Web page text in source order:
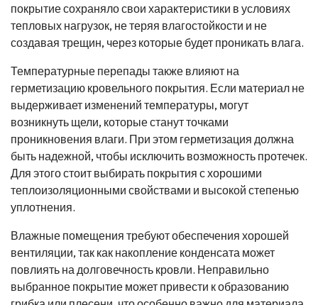
покрытие сохраняло свои характеристики в условиях
тепловых нагрузок, не теряя влагостойкости и не
создавая трещин, через которые будет проникать влага.
Температурные перепады также влияют на
герметизацию кровельного покрытия. Если материал не
выдерживает изменений температуры, могут
возникнуть щели, которые станут точками
проникновения влаги. При этом герметизация должна
быть надежной, чтобы исключить возможность протечек.
Для этого стоит выбирать покрытия с хорошими
теплоизоляционными свойствами и высокой степенью
уплотнения.
Влажные помещения требуют обеспечения хорошей
вентиляции, так как накопление конденсата может
повлиять на долговечность кровли. Неправильно
выбранное покрытие может привести к образованию